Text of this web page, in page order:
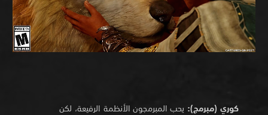
كوري (مبرمج): يحب المبرمجون الأنظمة الرفيعة، لكن